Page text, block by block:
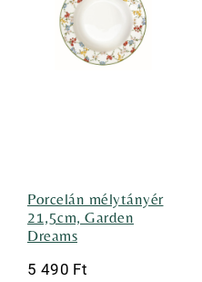
Porcelán mélytányér
21,5cm, Garden
Dreams
5 490 Ft